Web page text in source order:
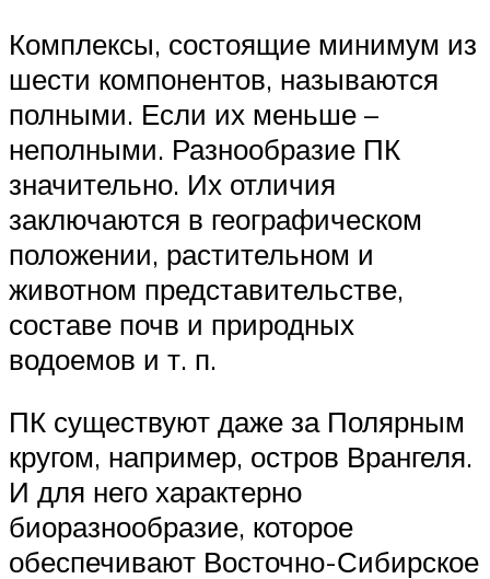
Комплексы, состоящие минимум из
шести компонентов, называются
полными. Если их меньше –
неполными. Разнообразие ПК
значительно. Их отличия
заключаются в географическом
положении, растительном и
животном представительстве,
составе почв и природных
водоемов и т. п.
ПК существуют даже за Полярным
кругом, например, остров Врангеля.
И для него характерно
биоразнообразие, которое
обеспечивают Восточно-Сибирское